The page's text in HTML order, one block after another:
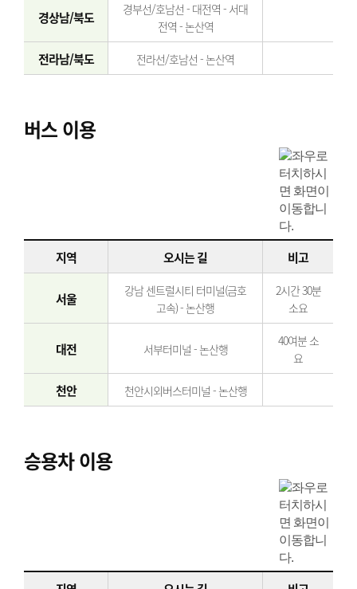
경상남/북도
경부선/호남선 - 대전역 - 서대
전역 - 논산역
전라남/북도 전라선/호남선 - 논산역
버스 이용
지역 오시는 길 비고
서울
강남 센트럴시티 터미널(금호
고속) - 논산행
2시간 30분
소요
대전 서부터미널 - 논산행
40여분 소
요
천안 천안시외버스터미널 - 논산행
승용차 이용